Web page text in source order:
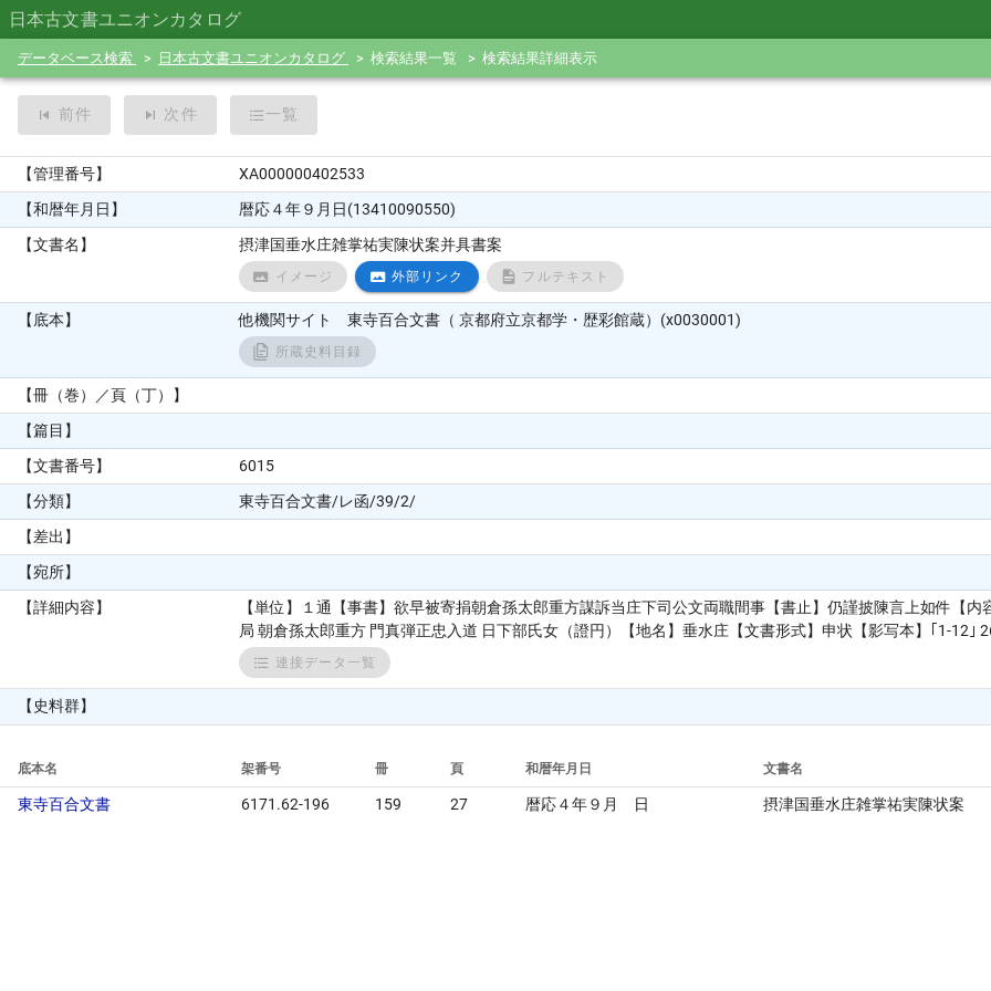
日本古文書ユニオンカタログ
データベース検索 日本古文書ユニオンカタログ 検索結果一覧 検索結果詳細表示
前件 次件 一覧
【管理番号】
XA000000402533
【和暦年月日】
暦応４年９月日(13410090550)
【文書名】
摂津国垂水庄雑掌祐実陳状案并具書案
イメージ 外部リンク フルテキスト
【底本】 他機関サイト 東寺百合文書（ 京都府立京都学・歴彩館蔵）(x0030001)
所蔵史料目録
【冊（巻）／頁（丁）】
【篇目】
【文書番号】
6015
【分類】
東寺百合文書/レ函/39/2/
【差出】
【宛所】
【詳細内容】
【単位】１通【事書】欲早被寄捐朝倉孫太郎重方謀訴当庄下司公文両職間事【書止】仍謹披陳言上如件【
局 朝倉孫太郎重方 門真弾正忠入道 日下部氏女（證円）【地名】垂水庄【文書形式】申状【影写本】｢1-12｣
連接データ一覧
【史料群】
底本名 架番号 冊 頁 和暦年月日 文書名
東寺百合文書 6171.62-196 159 27 暦応４年９月 日 摂津国垂水庄雑掌祐実陳状案